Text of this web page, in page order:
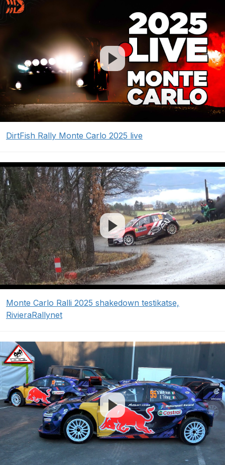
DirtFish Rally Monte Carlo 2025 live
Monte Carlo Ralli 2025 shakedown testikatse,
RivieraRallynet